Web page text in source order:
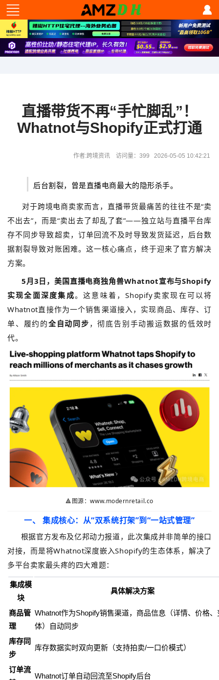
直播带货不再“手忙脚乱”！
Whatnot与Shopify正式打通
作者:跨境资讯 访问量：399 2026-05-05 10:42:21
后台割裂，曾是直播电商最大的隐形杀手。
对于跨境电商卖家而言，直播带货最痛苦的往往不是“卖
不出去”，而是“卖出去了却乱了套”——独立站与直播平台库
存不同步导致超卖，订单回流不及时导致发货延迟，后台数
据割裂导致对账困难。这一核心痛点，终于迎来了官方解决
方案。
5月3日，美国直播电商独角兽Whatnot宣布与Shopify
实现全面深度集成。这意味着，Shopify卖家现在可以将
Whatnot直接作为一个销售渠道接入，实现商品、库存、订
单、履约的全自动同步 ，彻底告别手动搬运数据的低效时
代。
🔺图源：www.modernretail.co
一、 集成核心：从“双系统打架”到“一站式管理”
根据官方发布及亿邦动力报道，此次集成并非简单的接口
对接，而是将Whatnot深度嵌入Shopify的生态体系，解决了
多平台卖家最头疼的四大难题：
集成模
块
具体解决方案
商品管
理
Whatnot作为Shopify销售渠道，商品信息（详情、价格、
体）自动同步
库存同
步
库存数据实时双向更新（支持拍卖/一口价模式）
订单流
Whatnot订单自动回流至Shopify后台